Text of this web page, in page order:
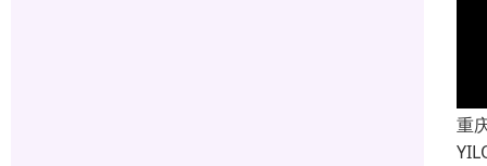
重